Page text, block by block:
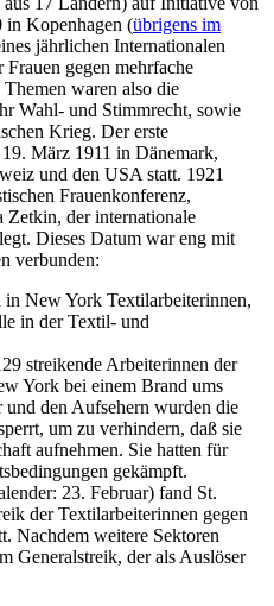
in Kopenhagen (übrigens im
jährlichen Internationalen
Frauen gegen mehrfache
waren also die
Wahl- und Stimmrecht, sowie
Krieg. Der erste
März 1911 in Dänemark,
und den USA statt. 1921
Frauenkonferenz,
der internationale
Dieses Datum war eng mit
verbunden:
New York Textilarbeiterinnen,
in der Textil- und
streikende Arbeiterinnen der
York bei einem Brand ums
den Aufsehern wurden die
um zu verhindern, daß sie
aufnehmen. Sie hatten für
gekämpft.
23. Februar) fand St.
der Textilarbeiterinnen gegen
Nachdem weitere Sektoren
Generalstreik, der als Auslöser